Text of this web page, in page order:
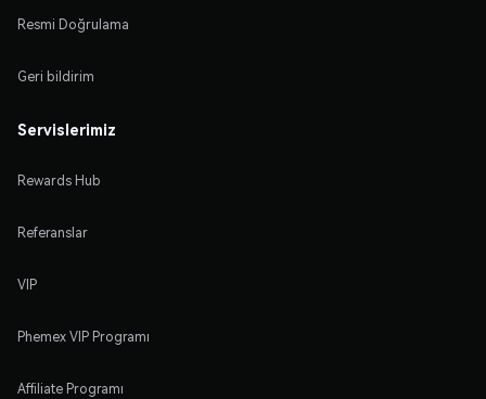
Resmi Doğrulama
Geri bildirim
Servislerimiz
Rewards Hub
Referanslar
VIP
Phemex VIP Programı
Affiliate Programı